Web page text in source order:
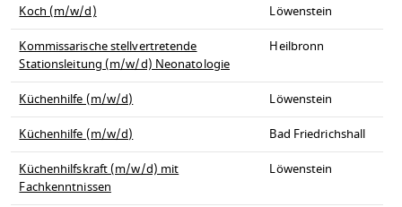
Koch (m/w/d)
Löwenstein
Kommissarische stellvertretende
Stationsleitung (m/w/d) Neonatologie
Heilbronn
Küchenhilfe (m/w/d)
Löwenstein
Küchenhilfe (m/w/d)
Bad Friedrichshall
Küchenhilfskraft (m/w/d) mit
Fachkenntnissen
Löwenstein